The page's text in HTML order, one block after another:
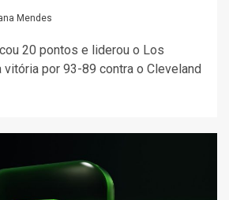
Mendes
20 pontos e liderou o Los
por 93-89 contra o Cleveland